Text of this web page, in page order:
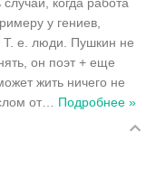
у гениев,
Т. е. люди. Пушкин не
он поэт + еще
жить ничего не
от
Подробнее »